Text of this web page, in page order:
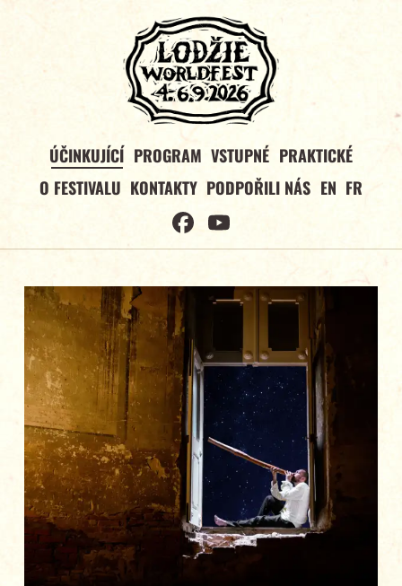
ÚČINKUJÍCÍ PROGRAM VSTUPNÉ PRAKTICKÉ
O FESTIVALU KONTAKTY PODPOŘILI NÁS EN FR